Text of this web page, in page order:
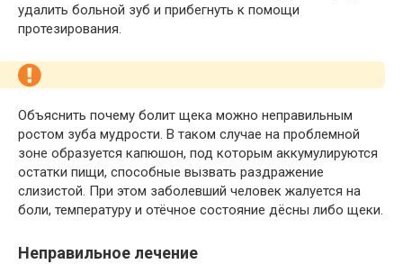
удалить больной зуб и прибегнуть к помощи
протезирования.
Объяснить почему болит щека можно неправильным
ростом зуба мудрости. В таком случае на проблемной
зоне образуется капюшон, под которым аккумулируются
остатки пищи, способные вызвать раздражение
слизистой. При этом заболевший человек жалуется на
боли, температуру и отёчное состояние дёсны либо щеки.
Неправильное лечение